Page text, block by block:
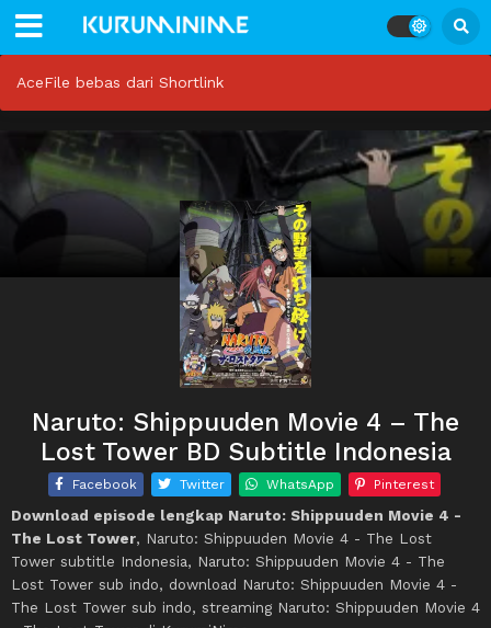
AceFile bebas dari Shortlink
Naruto: Shippuuden Movie 4 – The
Lost Tower BD Subtitle Indonesia
Facebook Twitter WhatsApp Pinterest
Download episode lengkap Naruto: Shippuuden Movie 4 -
The Lost Tower, Naruto: Shippuuden Movie 4 - The Lost
Tower subtitle Indonesia, Naruto: Shippuuden Movie 4 - The
Lost Tower sub indo, download Naruto: Shippuuden Movie 4 -
The Lost Tower sub indo, streaming Naruto: Shippuuden Movie 4